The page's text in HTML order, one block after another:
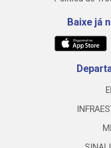
Baixe já